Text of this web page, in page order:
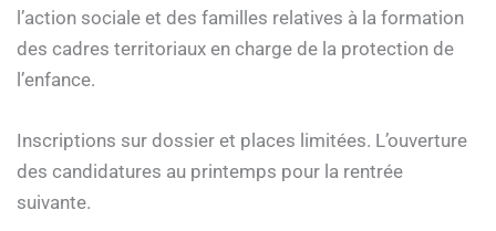
l’action sociale et des familles relatives à la formation
des cadres territoriaux en charge de la protection de
l’enfance.
Inscriptions sur dossier et places limitées. L’ouverture
des candidatures au printemps pour la rentrée
suivante.